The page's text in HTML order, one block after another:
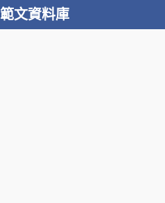
範文資料庫